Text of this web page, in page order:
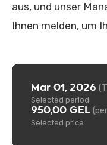
aus, und unser
Ihnen melden, um
Mar 01, 2026
Selected period
950,00 GEL
Selected price